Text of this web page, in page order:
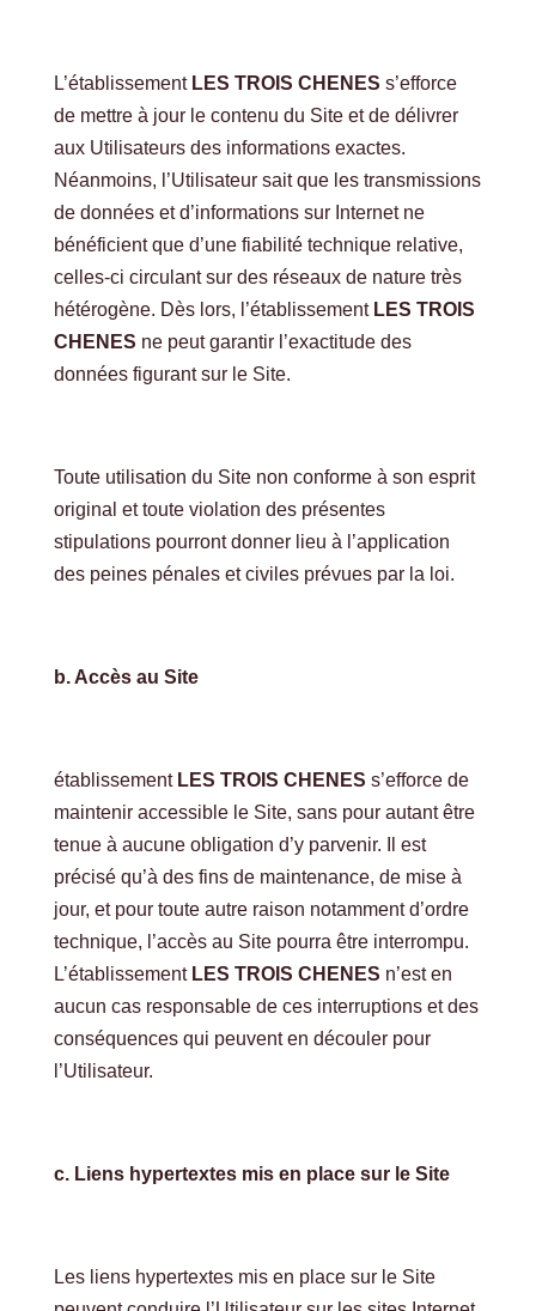
L’établissement LES TROIS CHENES s’efforce
de mettre à jour le contenu du Site et de délivrer
aux Utilisateurs des informations exactes.
Néanmoins, l’Utilisateur sait que les transmissions
de données et d’informations sur Internet ne
bénéficient que d’une fiabilité technique relative,
celles-ci circulant sur des réseaux de nature très
hétérogène. Dès lors, l’établissement LES TROIS
CHENES ne peut garantir l’exactitude des
données figurant sur le Site.
Toute utilisation du Site non conforme à son esprit
original et toute violation des présentes
stipulations pourront donner lieu à l’application
des peines pénales et civiles prévues par la loi.
b. Accès au Site
établissement LES TROIS CHENES s’efforce de
maintenir accessible le Site, sans pour autant être
tenue à aucune obligation d’y parvenir. Il est
précisé qu’à des fins de maintenance, de mise à
jour, et pour toute autre raison notamment d’ordre
technique, l’accès au Site pourra être interrompu.
L’établissement LES TROIS CHENES n’est en
aucun cas responsable de ces interruptions et des
conséquences qui peuvent en découler pour
l’Utilisateur.
c. Liens hypertextes mis en place sur le Site
Les liens hypertextes mis en place sur le Site